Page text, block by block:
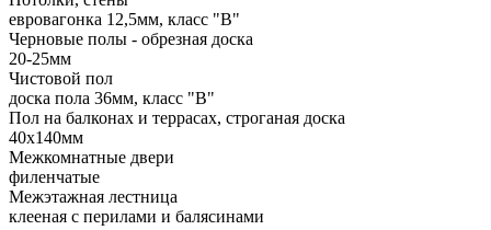
евровагонка 12,5мм, класс "В"
Черновые полы - обрезная доска
20-25мм
Чистовой пол
доска пола 36мм, класс "B"
Пол на балконах и террасах, строганая доска
40х140мм
Межкомнатные двери
филенчатые
Межэтажная лестница
клееная с перилами и балясинами